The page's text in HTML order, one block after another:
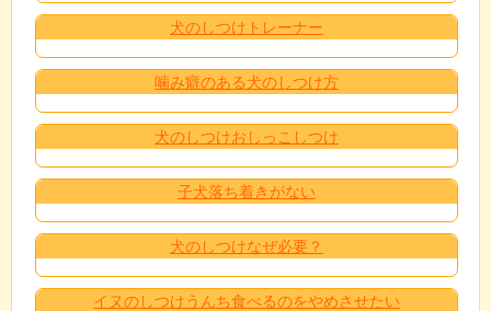
犬のしつけトレーナー
噛み癖のある犬のしつけ方
犬のしつけおしっこしつけ
子犬落ち着きがない
犬のしつけなぜ必要？
イヌのしつけうんち食べるのをやめさせたい